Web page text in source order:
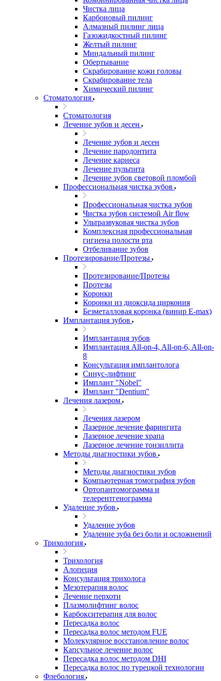
Чистка лица
Карбоновый пилинг
Алмазный пилинг лица
Газожидкостный пилинг
Желтый пилинг
Миндальный пилинг
Обертывание
Скрабирование кожи головы
Скрабирование тела
Химический пилинг
Стоматология
Стоматология
Лечение зубов и десен
Лечение зубов и десен
Лечение пародонтита
Лечение кариеса
Лечение пульпита
Лечение зубов световой пломбой
Профессиональная чистка зубов
Профессиональная чистка зубов
Чистка зубов системой Air flow
Ультразвуковая чистка зубов
Комплексная профессиональная
гигиена полости рта
Отбеливание зубов
Протезирование/Протезы
Протезирование/Протезы
Протезы
Коронки
Коронки из диоксида циркония
Безметалловая коронка (винир E-max)
Имплантация зубов
Имплантация зубов
Имплантация All-on-4, All-on-6, All-on-
8
Консультация имплантолога
Синус-лифтинг
Имплант "Nobel"
Имплант "Dentium"
Лечения лазером
Лечения лазером
Лазерное лечение фарингита
Лазерное лечение храпа
Лазерное лечение тонзиллита
Методы диагностики зубов
Методы диагностики зубов
Компьютерная томография зубов
Ортопантомограмма и
телерентгенограмма
Удаление зубов
Удаление зубов
Удаление зуба без боли и осложнений
Трихология
Трихология
Алопеция
Консультация трихолога
Мезотерапия волос
Лечение перхоти
Плазмолифтинг волос
Карбокситерапия для волос
Пересадка волос
Пересадка волос методом FUE
Молекулярное восстановление волос
Капсульное лечение волос
Пересадка волос методом DHI
Пересадка волос по турецкой технологии
Флебология